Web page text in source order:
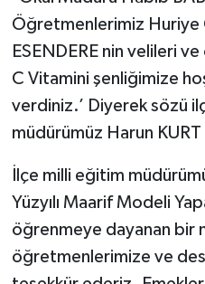
Öğretmenlerimiz Huriye
ESENDERE nin velileri
C Vitamini şenliğimize
verdiniz.’ Diyerek sözü
müdürümüz Harun KURT
İlçe milli eğitim
Yüzyılı Maarif Modeli
öğrenmeye dayanan bir
öğretmenlerimize ve
OTOMOBİL
MİZAH
TARİH
Genel